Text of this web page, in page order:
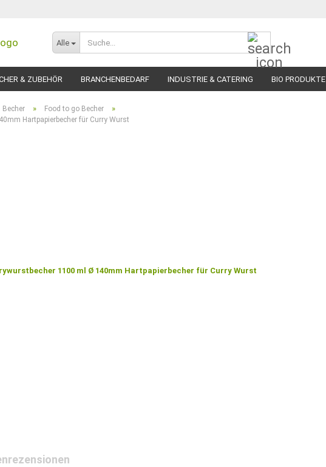
Alle
& ZUBEHÖR BRANCHENBEDARF INDUSTRIE & CATERING BIO PRODUKTE
Becher » Food to go Becher »
Hartpapierbecher für Curry Wurst